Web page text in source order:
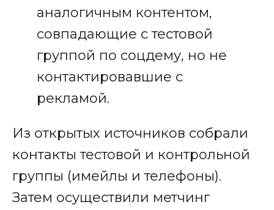
аналогичным контентом,
совпадающие с тестовой
группой по соцдему, но не
контактировавшие с
рекламой.
Из открытых источников собрали
контакты тестовой и контрольной
группы (имейлы и телефоны).
Затем осуществили метчинг